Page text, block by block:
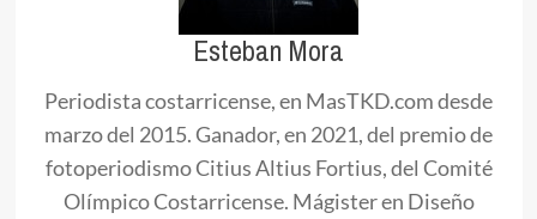
Esteban Mora
Periodista costarricense, en MasTKD.com desde
marzo del 2015. Ganador, en 2021, del premio de
fotoperiodismo Citius Altius Fortius, del Comité
Olímpico Costarricense. Mágister en Diseño